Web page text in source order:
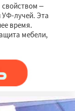
свойством –
лучей. Эта
время.
мебели,